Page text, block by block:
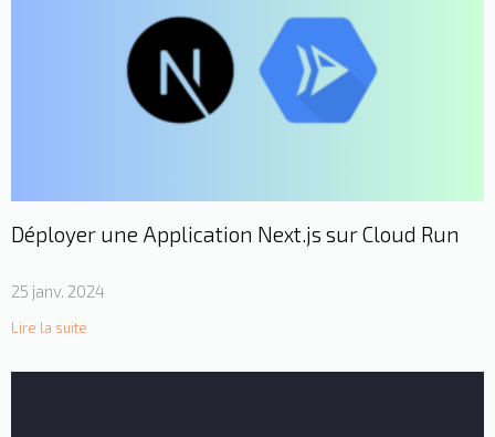
Déployer une Application Next.js sur Cloud Run
25 janv. 2024
Lire la suite